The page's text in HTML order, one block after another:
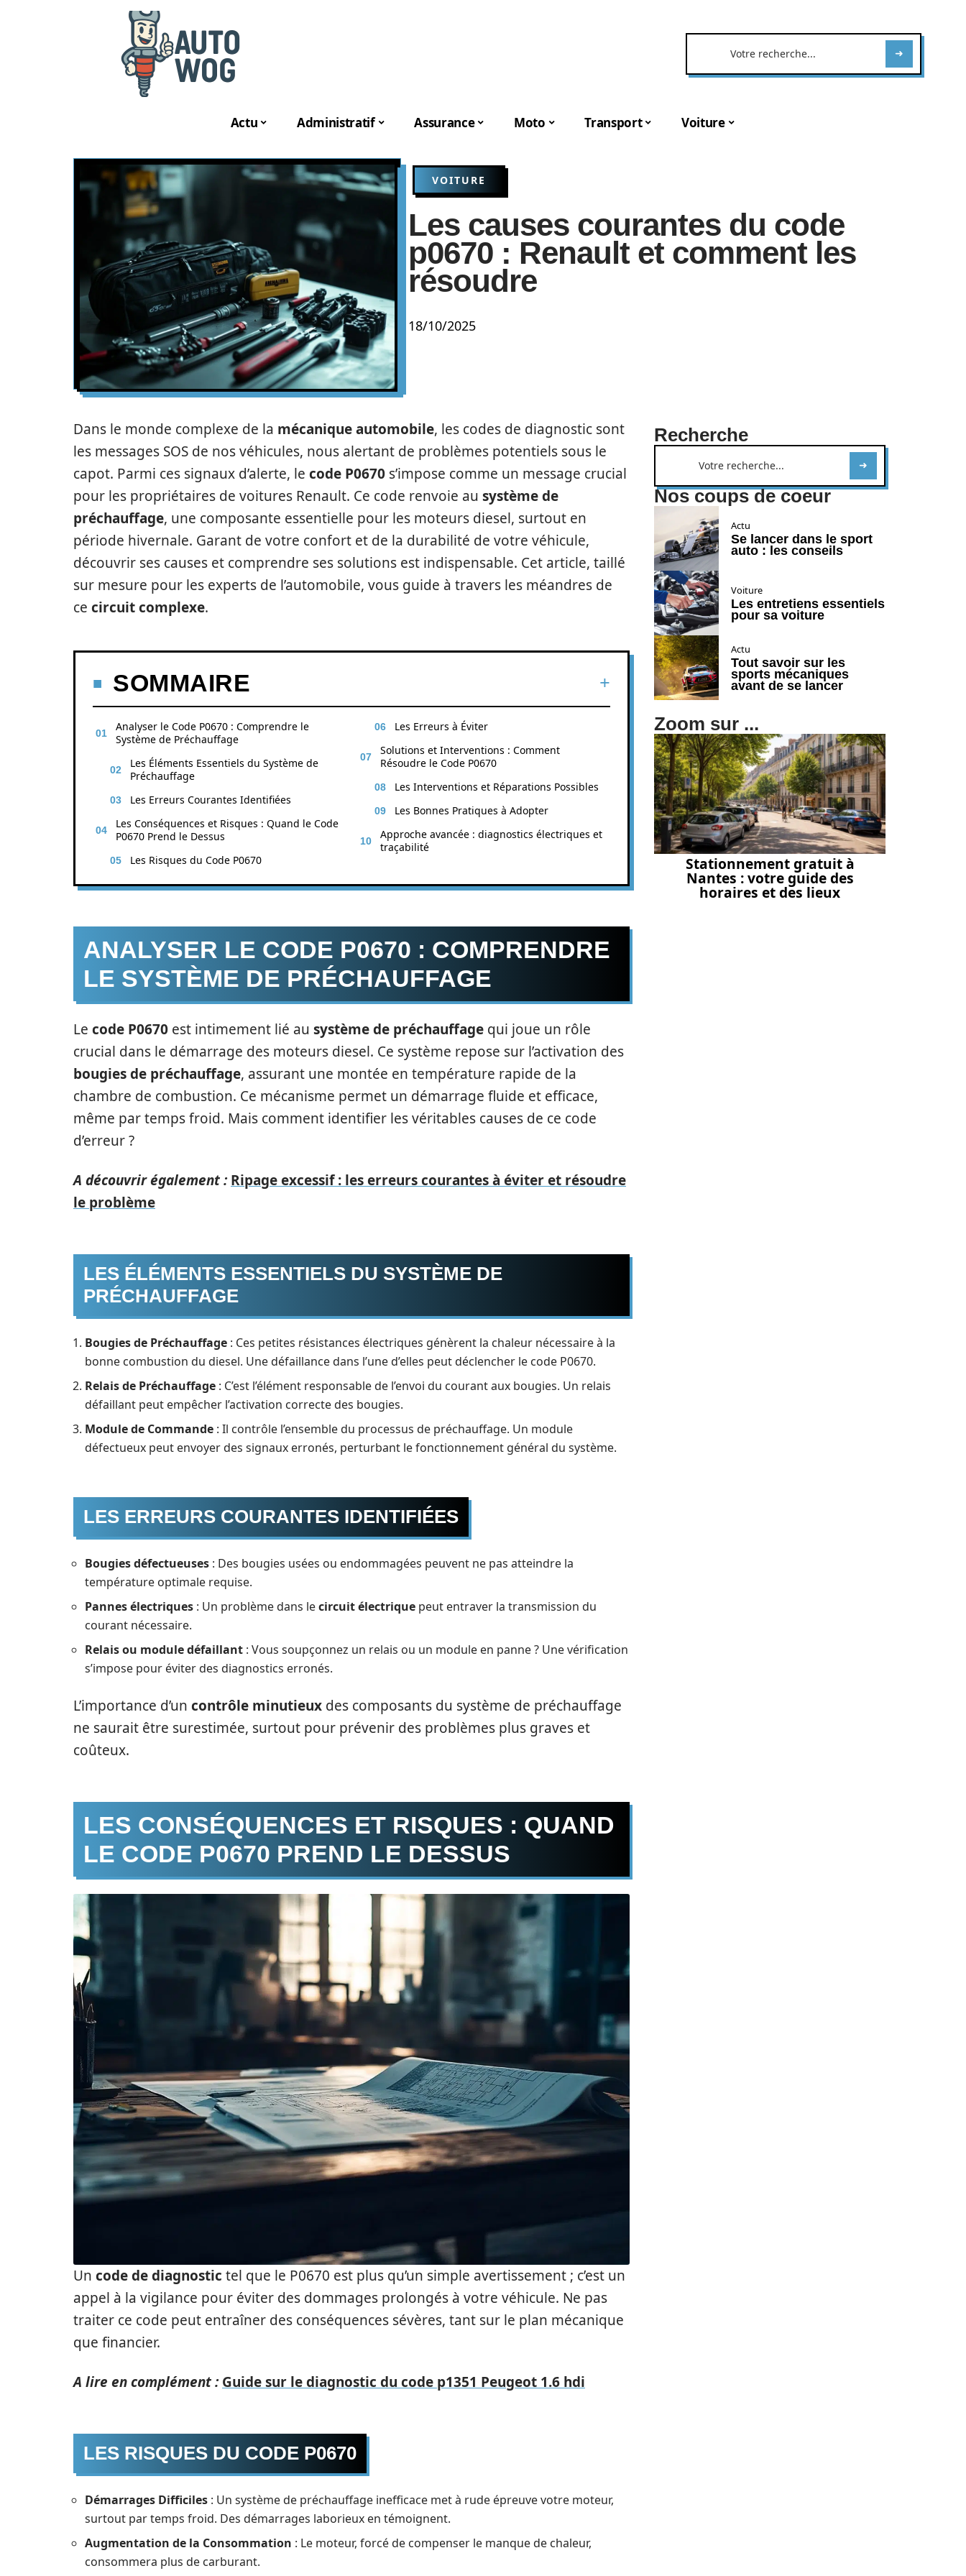
Actu Administratif Assurance Moto Transport Voiture
VOITURE
Les causes courantes du code
p0670 : Renault et comment les
résoudre
18/10/2025
Dans le monde complexe de la mécanique automobile, les codes de diagnostic sont
les messages SOS de nos véhicules, nous alertant de problèmes potentiels sous le
capot. Parmi ces signaux d’alerte, le code P0670 s’impose comme un message crucial
pour les propriétaires de voitures Renault. Ce code renvoie au système de
préchauffage, une composante essentielle pour les moteurs diesel, surtout en
période hivernale. Garant de votre confort et de la durabilité de votre véhicule,
découvrir ses causes et comprendre ses solutions est indispensable. Cet article, taillé
sur mesure pour les experts de l’automobile, vous guide à travers les méandres de
ce circuit complexe.
SOMMAIRE
Analyser le Code P0670 : Comprendre le
Système de Préchauffage
Les Éléments Essentiels du Système de
Préchauffage
Les Erreurs Courantes Identifiées
Les Conséquences et Risques : Quand le Code
P0670 Prend le Dessus
Les Risques du Code P0670
Les Erreurs à Éviter
Solutions et Interventions : Comment
Résoudre le Code P0670
Les Interventions et Réparations Possibles
Les Bonnes Pratiques à Adopter
Approche avancée : diagnostics électriques et
traçabilité
ANALYSER LE CODE P0670 : COMPRENDRE
LE SYSTÈME DE PRÉCHAUFFAGE
Le code P0670 est intimement lié au système de préchauffage qui joue un rôle
crucial dans le démarrage des moteurs diesel. Ce système repose sur l’activation des
bougies de préchauffage, assurant une montée en température rapide de la
chambre de combustion. Ce mécanisme permet un démarrage fluide et efficace,
même par temps froid. Mais comment identifier les véritables causes de ce code
d’erreur ?
A découvrir également : Ripage excessif : les erreurs courantes à éviter et résoudre
le problème
LES ÉLÉMENTS ESSENTIELS DU SYSTÈME DE
PRÉCHAUFFAGE
Bougies de Préchauffage : Ces petites résistances électriques génèrent la chaleur nécessaire à la
bonne combustion du diesel. Une défaillance dans l’une d’elles peut déclencher le code P0670.
Relais de Préchauffage : C’est l’élément responsable de l’envoi du courant aux bougies. Un relais
défaillant peut empêcher l’activation correcte des bougies.
Module de Commande : Il contrôle l’ensemble du processus de préchauffage. Un module
défectueux peut envoyer des signaux erronés, perturbant le fonctionnement général du système.
LES ERREURS COURANTES IDENTIFIÉES
Bougies défectueuses : Des bougies usées ou endommagées peuvent ne pas atteindre la
température optimale requise.
Pannes électriques : Un problème dans lecircuit électrique peut entraver la transmission du
courant nécessaire.
Relais ou module défaillant : Vous soupçonnez un relais ou un module en panne ? Une vérification
s’impose pour éviter des diagnostics erronés.
L’importance d’un contrôle minutieux des composants du système de préchauffage
ne saurait être surestimée, surtout pour prévenir des problèmes plus graves et
coûteux.
LES CONSÉQUENCES ET RISQUES : QUAND
LE CODE P0670 PREND LE DESSUS
Un code de diagnostic tel que le P0670 est plus qu’un simple avertissement ; c’est un
appel à la vigilance pour éviter des dommages prolongés à votre véhicule. Ne pas
traiter ce code peut entraîner des conséquences sévères, tant sur le plan mécanique
que financier.
A lire en complément : Guide sur le diagnostic du code p1351 Peugeot 1.6 hdi
LES RISQUES DU CODE P0670
Démarrages Difficiles : Un système de préchauffage inefficace met à rude épreuve votre moteur,
surtout par temps froid. Des démarrages laborieux en témoignent.
Augmentation de la Consommation : Le moteur, forcé de compenser le manque de chaleur,
consommera plus de carburant.
Recherche
Nos coups de coeur
Actu
Se lancer dans le sport
auto : les conseils
Voiture
Les entretiens essentiels
pour sa voiture
Actu
Tout savoir sur les
sports mécaniques
avant de se lancer
Zoom sur ...
Stationnement gratuit à
Nantes : votre guide des
horaires et des lieux